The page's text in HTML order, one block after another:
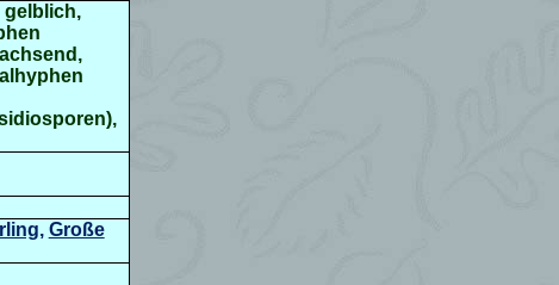
gelblich,
, Große